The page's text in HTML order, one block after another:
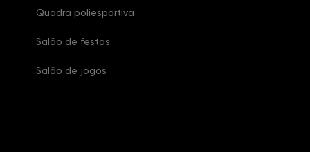
Quadra poliesportiva
Salão de festas
Salão de jogos